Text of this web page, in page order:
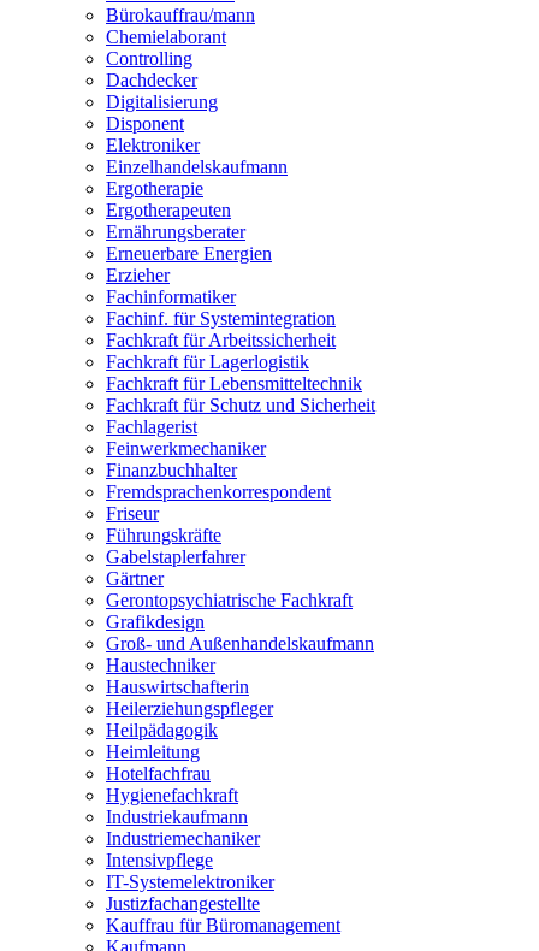
Bürokauffrau/mann
Chemielaborant
Controlling
Dachdecker
Digitalisierung
Disponent
Elektroniker
Einzelhandelskaufmann
Ergotherapie
Ergotherapeuten
Ernährungsberater
Erneuerbare Energien
Erzieher
Fachinformatiker
Fachinf. für Systemintegration
Fachkraft für Arbeitssicherheit
Fachkraft für Lagerlogistik
Fachkraft für Lebensmitteltechnik
Fachkraft für Schutz und Sicherheit
Fachlagerist
Feinwerkmechaniker
Finanzbuchhalter
Fremdsprachenkorrespondent
Friseur
Führungskräfte
Gabelstaplerfahrer
Gärtner
Gerontopsychiatrische Fachkraft
Grafikdesign
Groß- und Außenhandelskaufmann
Haustechniker
Hauswirtschafterin
Heilerziehungspfleger
Heilpädagogik
Heimleitung
Hotelfachfrau
Hygienefachkraft
Industriekaufmann
Industriemechaniker
Intensivpflege
IT-Systemelektroniker
Justizfachangestellte
Kauffrau für Büromanagement